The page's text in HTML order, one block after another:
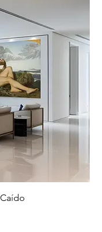
rápida